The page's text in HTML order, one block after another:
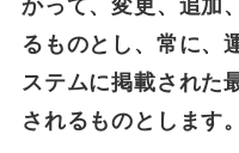
かって、変更、追加
るものとし、常に、
ステムに掲載された
されるものとします。